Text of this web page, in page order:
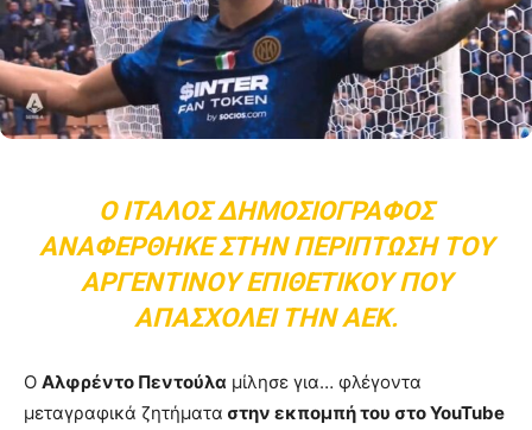
Ο ΙΤΑΛΌΣ ΔΗΜΟΣΙΟΓΡΆΦΟΣ
ΑΝΑΦΈΡΘΗΚΕ ΣΤΗΝ ΠΕΡΊΠΤΩΣΗ ΤΟΥ
ΑΡΓΕΝΤΊΝΟΥ ΕΠΙΘΕΤΙΚΟΎ ΠΟΥ
ΑΠΑΣΧΟΛΕΊ ΤΗΝ ΑΕΚ.
Ο Αλφρέντο Πεντούλα μίλησε για… φλέγοντα
μεταγραφικά ζητήματα στην εκπομπή του στο YouTube